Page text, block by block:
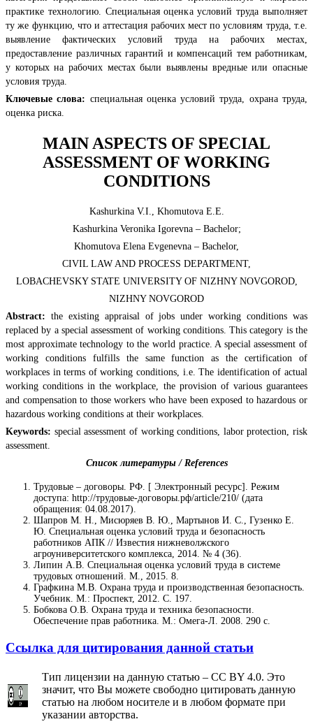
практике технологию. Специальная оценка условий труда выполняет
ту же функцию, что и аттестация рабочих мест по условиям труда, т.е.
выявление фактических условий труда на рабочих местах,
предоставление различных гарантий и компенсаций тем работникам,
у которых на рабочих местах были выявлены вредные или опасные
условия труда.
Ключевые слова: специальная оценка условий труда, охрана труда,
оценка риска.
MAIN ASPECTS OF SPECIAL
ASSESSMENT OF WORKING
CONDITIONS
Kashurkina V.I., Khomutova E.E.
Kashurkina Veronika Igorevna – Bachelor;
Khomutova Elena Evgenevna – Bachelor,
CIVIL LAW AND PROCESS DEPARTMENT,
LOBACHEVSKY STATE UNIVERSITY OF NIZHNY NOVGOROD,
NIZHNY NOVGOROD
Abstract: the existing appraisal of jobs under working conditions was
replaced by a special assessment of working conditions. This category is the
most approximate technology to the world practice. A special assessment of
working conditions fulfills the same function as the certification of
workplaces in terms of working conditions, i.e. The identification of actual
working conditions in the workplace, the provision of various guarantees
and compensation to those workers who have been exposed to hazardous or
hazardous working conditions at their workplaces.
Keywords: special assessment of working conditions, labor protection, risk
assessment.
Список литературы / References
Трудовые – договоры. РФ. [ Электронный ресурс]. Режим
доступа: http://трудовые-договоры.рф/article/210/ (дата
обращения: 04.08.2017).
Шапров М. Н., Мисюряев В. Ю., Мартынов И. С., Гузенко Е.
Ю. Специальная оценка условий труда и безопасность
работников АПК // Известия нижневолжского
агроуниверситетского комплекса, 2014. № 4 (36).
Липин А.В. Специальная оценка условий труда в системе
трудовых отношений. М., 2015. 8.
Графкина М.В. Охрана труда и производственная безопасность.
Учебник. М.: Проспект, 2012. С. 197.
Бобкова О.В. Охрана труда и техника безопасности.
Обеспечение прав работника. М.: Омега-Л. 2008. 290 с.
Ссылка для цитирования данной статьи
Тип лицензии на данную статью – CC BY 4.0. Это
значит, что Вы можете свободно цитировать данную
статью на любом носителе и в любом формате при
указании авторства.